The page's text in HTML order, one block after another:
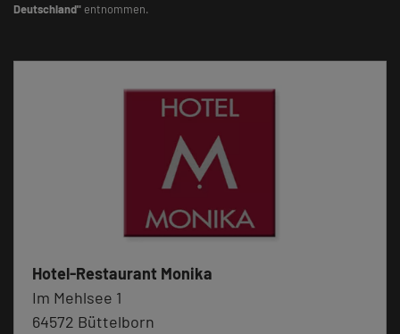
Deutschland" entnommen.
Hotel-Restaurant Monika
Im Mehlsee 1
64572 Büttelborn